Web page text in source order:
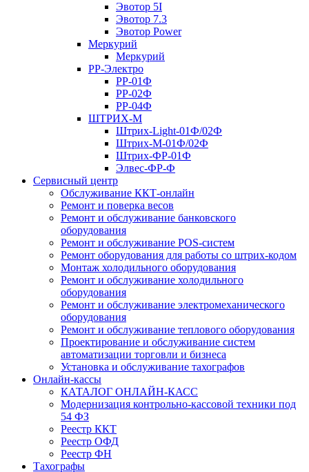
Эвотор 5I
Эвотор 7.3
Эвотор Power
Меркурий
Меркурий
РР-Электро
РР-01Ф
РР-02Ф
РР-04Ф
ШТРИХ-М
Штрих-Light-01Ф/02Ф
Штрих-М-01Ф/02Ф
Штрих-ФР-01Ф
Элвес-ФР-Ф
Сервисный центр
Обслуживание ККТ-онлайн
Ремонт и поверка весов
Ремонт и обслуживание банковского
оборудования
Ремонт и обслуживание POS-систем
Ремонт оборудования для работы со штрих-кодом
Монтаж холодильного оборудования
Ремонт и обслуживание холодильного
оборудования
Ремонт и обслуживание электромеханического
оборудования
Ремонт и обслуживание теплового оборудования
Проектирование и обслуживание систем
автоматизации торговли и бизнеса
Установка и обслуживание тахографов
Онлайн-кассы
КАТАЛОГ ОНЛАЙН-КАСС
Модернизация контрольно-кассовой техники под
54 ФЗ
Реестр ККТ
Реестр ОФД
Реестр ФН
Тахографы